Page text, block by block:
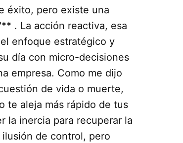
éxito, pero existe una
. La acción reactiva, esa
enfoque estratégico y
día con micro-decisiones
empresa. Como me dijo
de vida o muerte,
te aleja más rápido de tus
la inercia para recuperar la
de control, pero